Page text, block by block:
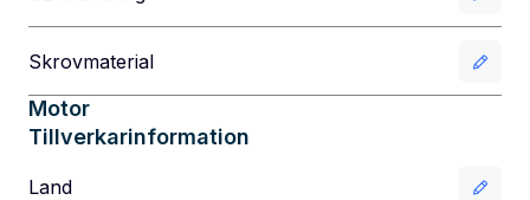
Skrovmaterial
Motor
Tillverkarinformation
Land